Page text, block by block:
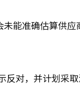
未能准确估算供
反对，并计划采